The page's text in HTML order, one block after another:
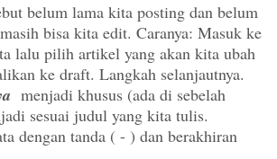
belum lama kita posting dan belum
bisa kita edit. Caranya: Masuk ke
lalu pilih artikel yang akan kita ubah
ke draft. Langkah selanjautnya.
menjadi khusus (ada di sebelah
sesuai judul yang kita tulis.
dengan tanda ( - ) dan berakhiran